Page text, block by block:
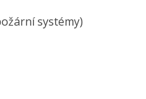
systémy)